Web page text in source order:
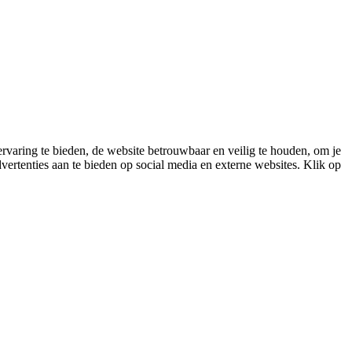
te bieden, de website betrouwbaar en veilig te houden, om je
aan te bieden op social media en externe websites. Klik op